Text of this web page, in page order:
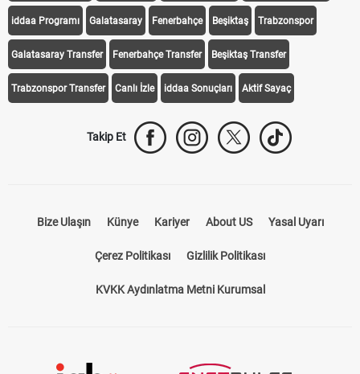
iddaa Programı Galatasaray Fenerbahçe Beşiktaş Trabzonspor
Galatasaray Transfer Fenerbahçe Transfer Beşiktaş Transfer
Trabzonspor Transfer Canlı İzle iddaa Sonuçları Aktif Sayaç
Takip Et
Bize Ulaşın Künye Kariyer About US Yasal Uyarı
Çerez Politikası Gizlilik Politikası
KVKK Aydınlatma Metni Kurumsal